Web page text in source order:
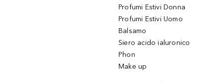
Profumi Estivi Donna
Profumi Estivi Uomo
Balsamo
Siero acido ialuronico
Phon
Make up